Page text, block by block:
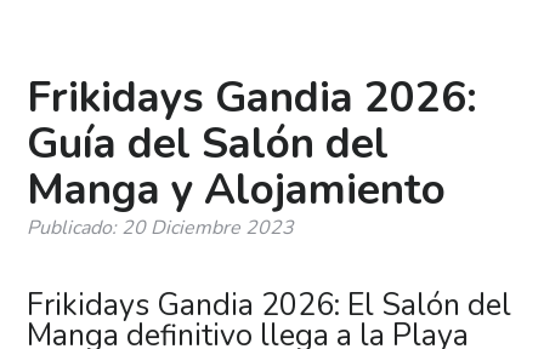
Frikidays Gandia 2026:
Guía del Salón del
Manga y Alojamiento
Frikidays Gandia 2026: El Salón del
Manga definitivo llega a la Playa
Publicado: 20 Diciembre 2023